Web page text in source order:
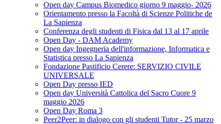
Open day Campus Biomedico giorno 9 maggio- 2026
Orientamento presso la Facoltà di Scienze Politiche de
La Sapienza
Conferenza degli studenti di Fisica dal 13 al 17 aprile
Open Day - DAM Academy
Open day Ingegneria dell'informazione, Informatica e
Statistica presso La Sapienza
Fondazione Pastificio Cerere: SERVIZIO CIVILE
UNIVERSALE
Open Day presso IED
Open day Università Cattolica del Sacro Cuore 9
maggio 2026
Open Day Roma 3
Peer2Peer: in dialogo con gli studenti Tutor - 25 marzo